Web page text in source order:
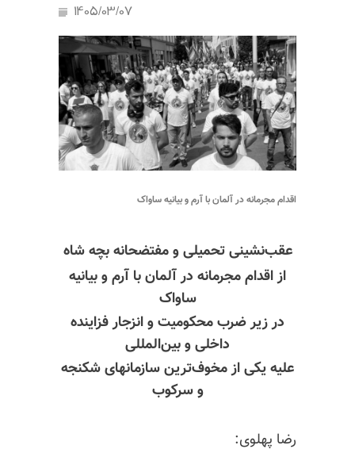
1405/03/07
اقدام مجرمانه در آلمان با آرم و بیانیه ساواک
عقب‌نشینی تحمیلی و مفتضحانه بچه شاه
از اقدام مجرمانه در آلمان با آرم و بیانیه
ساواک
در زیر ضرب محکومیت و انزجار فزاینده
داخلی و بین‌المللی
علیه یکی از مخوف‌ترین سازمانهای شکنجه
و سرکوب
رضا پهلوی: